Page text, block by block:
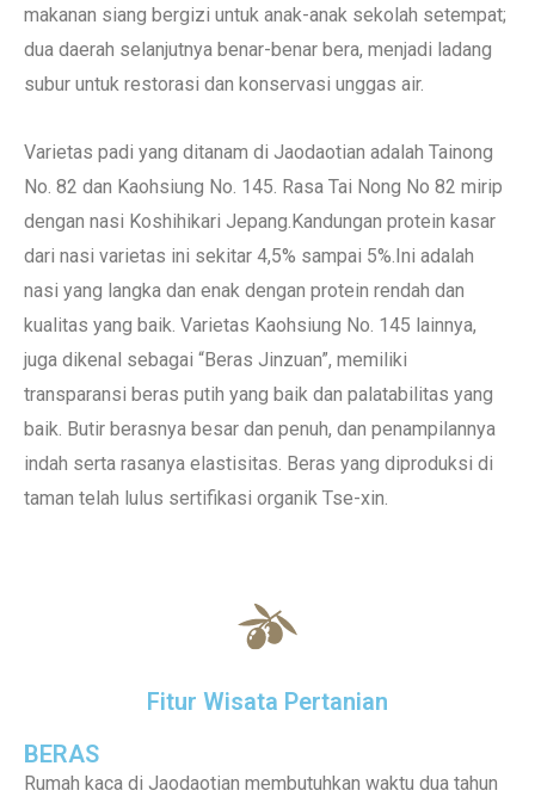
makanan siang bergizi untuk anak-anak sekolah setempat;
dua daerah selanjutnya benar-benar bera, menjadi ladang
subur untuk restorasi dan konservasi unggas air.
Varietas padi yang ditanam di Jaodaotian adalah Tainong
No. 82 dan Kaohsiung No. 145. Rasa Tai Nong No 82 mirip
dengan nasi Koshihikari Jepang.Kandungan protein kasar
dari nasi varietas ini sekitar 4,5% sampai 5%.Ini adalah
nasi yang langka dan enak dengan protein rendah dan
kualitas yang baik. Varietas Kaohsiung No. 145 lainnya,
juga dikenal sebagai “Beras Jinzuan”, memiliki
transparansi beras putih yang baik dan palatabilitas yang
baik. Butir berasnya besar dan penuh, dan penampilannya
indah serta rasanya elastisitas. Beras yang diproduksi di
taman telah lulus sertifikasi organik Tse-xin.
Fitur Wisata Pertanian
BERAS
Rumah kaca di Jaodaotian membutuhkan waktu dua tahun